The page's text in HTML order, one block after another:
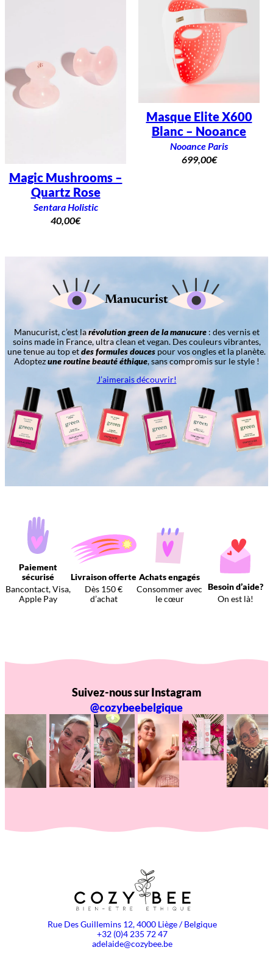
Magic Mushrooms –
Quartz Rose
Sentara Holistic
40,00€
Masque Elite X600
Blanc – Nooance
Nooance Paris
699,00€
Manucurist
Manucurist, c’est larévolution green de la manucure: des vernis et
soins made in France, ultra clean et vegan. Des couleurs vibrantes,
une tenue au top etdes formules douces pour vos ongles et la planète.
Adoptezune routine beauté éthique, sans compromis sur le style !
J’aimerais découvrir!
Paiement
sécurisé
Bancontact, Visa,
Apple Pay
Livraison offerte
Dès 150 €
d’achat
Achats engagés
Consommer avec
le cœur
Besoin d’aide?
On est là!
Suivez-nous sur Instagram
@cozybeebelgique
Rue Des Guillemins 12, 4000 Liège / Belgique
+32 (0)4 235 72 47
adelaide@cozybee.be